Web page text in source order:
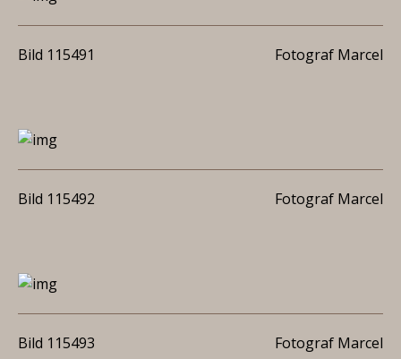
Bild 115491 Fotograf Marcel
Bild 115492 Fotograf Marcel
Bild 115493 Fotograf Marcel